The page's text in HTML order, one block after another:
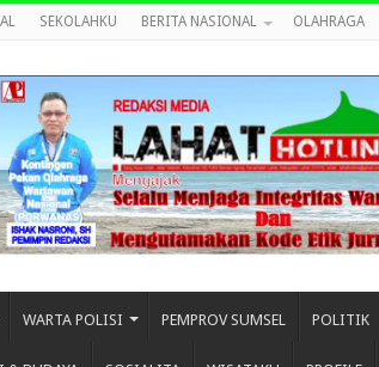
SEKOLAHKU BERITA NASIONAL OLAHRAGA
WARTA POLISI PEMPROV SUMSEL POLITIK